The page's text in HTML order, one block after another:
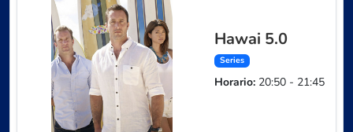
Hawai 5.0
Series
Horario: 20:50 - 21:45